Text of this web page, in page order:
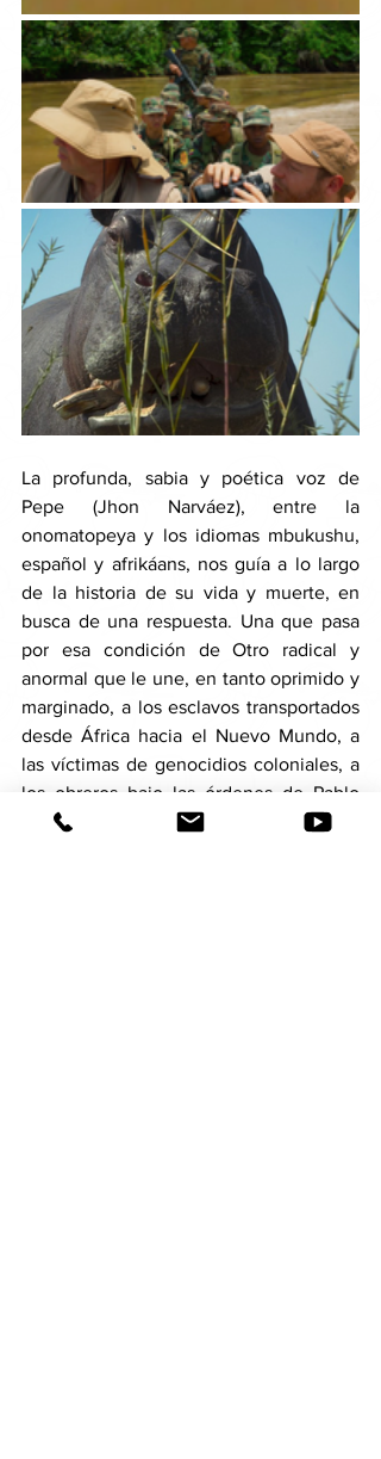
La profunda, sabia y poética voz de
Pepe (Jhon Narváez), entre la
onomatopeya y los idiomas mbukushu,
español y afrikáans, nos guía a lo largo
de la historia de su vida y muerte, en
busca de una respuesta. Una que pasa
por esa condición de Otro radical y
anormal que le une, en tanto oprimido y
marginado, a los esclavos transportados
desde África hacia el Nuevo Mundo, a
las víctimas de genocidios coloniales, a
los obreros bajo las órdenes de Pablo
Escobar, a la población pobre de